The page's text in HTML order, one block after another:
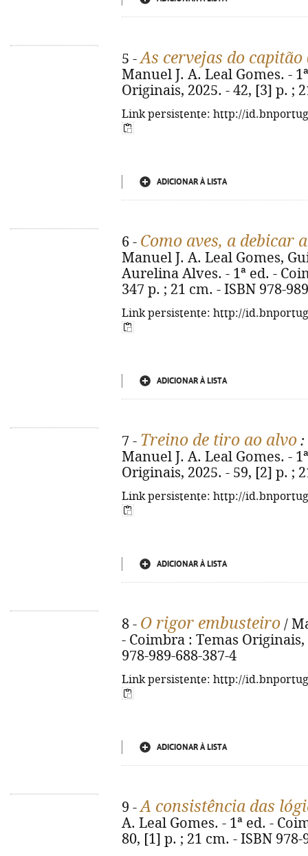
5 -As cervejas do
Manuel J. A. Leal Gomes. -
Originais, 2025. - 42, [3] p. ;
Link persistente: http://
ADICIONAR À LISTA
6 - Como aves, a debicar
Manuel J. A. Leal Gomes,
Aurelina Alves. - 1ª ed. -
347 p. ; 21 cm. - ISBN 978-
Link persistente: http://
ADICIONAR À LISTA
7 - Treino de tiro ao alvo :
Manuel J. A. Leal Gomes. -
Originais, 2025. - 59, [2] p. ;
Link persistente: http://
ADICIONAR À LISTA
8 - O rigor embusteiro /
- Coimbra : Temas Originais,
978-989-688-387-4
Link persistente: http://
ADICIONAR À LISTA
9 -A consistência das
A. Leal Gomes. - 1ª ed. -
80, [1] p. ; 21 cm. - ISBN 978-